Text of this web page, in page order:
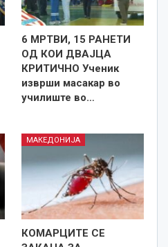
6 МРТВИ, 15 РАНЕТИ
ОД КОИ ДВАЈЦА
КРИТИЧНО Ученик
изврши масакар во
училиште во…
МАКЕДОНИЈА
КОМАРЦИТЕ СЕ